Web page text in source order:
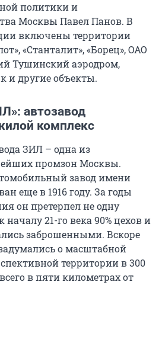
политики и
Москвы Павел Панов. В
включены территории
«Станталит», «Борец», ОАО
Тушинский аэродром,
и другие объекты.
автозавод
комплекс
ЗИЛ – одна из
промзон Москвы.
завод имени
еще в 1916 году. За годы
он претерпел не одну
21-го века 90% цехов и
заброшенными. Вскоре
о масштабной
территории в 300
в пяти километрах от